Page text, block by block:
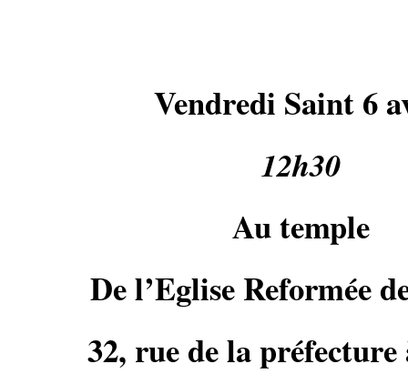
Vendredi Saint 6
12h30
Au temple
De l’Eglise Reformée
32, rue de la préfecture